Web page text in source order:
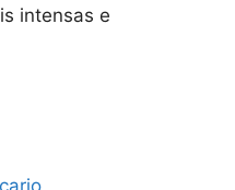
intensas e